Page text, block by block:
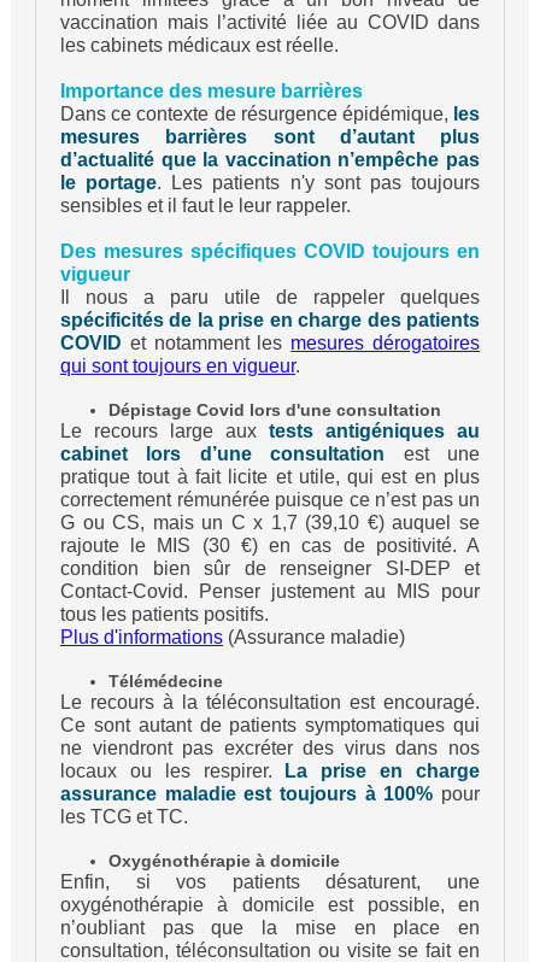
vaccination mais l’activité liée au COVID dans
les cabinets médicaux est réelle.
Importance des mesure barrières
Dans ce contexte de résurgence épidémique, les
mesures barrières sont d’autant plus
d’actualité que la vaccination n’empêche pas
le portage. Les patients n'y sont pas toujours
sensibles et il faut le leur rappeler.
Des mesures spécifiques COVID toujours en
vigueur
Il nous a paru utile de rappeler quelques
spécificités de la prise en charge des patients
COVID et notamment les mesures dérogatoires
qui sont toujours en vigueur.
Dépistage Covid lors d'une consultation
Le recours large aux tests antigéniques au
cabinet lors d’une consultation est une
pratique tout à fait licite et utile, qui est en plus
correctement rémunérée puisque ce n’est pas un
G ou CS, mais un C x 1,7 (39,10 €) auquel se
rajoute le MIS (30 €) en cas de positivité. A
condition bien sûr de renseigner SI-DEP et
Contact-Covid. Penser justement au MIS pour
tous les patients positifs.
Plus d'informations (Assurance maladie)
Télémédecine
Le recours à la téléconsultation est encouragé.
Ce sont autant de patients symptomatiques qui
ne viendront pas excréter des virus dans nos
locaux ou les respirer. La prise en charge
assurance maladie est toujours à 100% pour
les TCG et TC.
Oxygénothérapie à domicile
Enfin, si vos patients désaturent, une
oxygénothérapie à domicile est possible, en
n’oubliant pas que la mise en place en
consultation, téléconsultation ou visite se fait en